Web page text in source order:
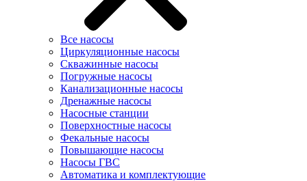
Все насосы
Циркуляционные насосы
Скважинные насосы
Погружные насосы
Канализационные насосы
Дренажные насосы
Насосные станции
Поверхностные насосы
Фекальные насосы
Повышающие насосы
Насосы ГВС
Автоматика и комплектующие